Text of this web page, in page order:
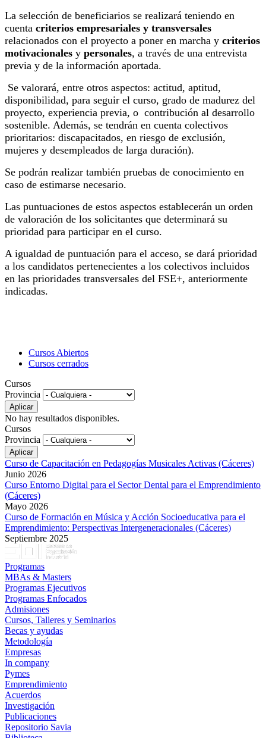
La selección de beneficiarios se realizará teniendo en
cuenta criterios empresariales y transversales
relacionados con el proyecto a poner en marcha y criterios
motivacionales y personales, a través de una entrevista
previa y de la información aportada.
Se valorará, entre otros aspectos: actitud, aptitud,
disponibilidad, para seguir el curso, grado de madurez del
proyecto, experiencia previa, o contribución al desarrollo
sostenible. Además, se tendrán en cuenta colectivos
prioritarios: discapacitados, en riesgo de exclusión,
mujeres y desempleados de larga duración).
Se podrán realizar también pruebas de conocimiento en
caso de estimarse necesario.
Las puntuaciones de estos aspectos establecerán un orden
de valoración de los solicitantes que determinará su
prioridad para participar en el curso.
A igualdad de puntuación para el acceso, se dará prioridad
a los candidatos pertenecientes a los colectivos incluidos
en las prioridades transversales del FSE+, anteriormente
indicadas.
Cursos Abiertos
Cursos cerrados
Cursos
Provincia
No hay resultados disponibles.
Cursos
Provincia
Curso de Capacitación en Pedagogías Musicales Activas (Cáceres)
Junio 2026
Curso Entorno Digital para el Sector Dental para el Emprendimiento
(Cáceres)
Mayo 2026
Curso de Formación en Música y Acción Socioeducativa para el
Emprendimiento: Perspectivas Intergeneracionales (Cáceres)
Septiembre 2025
Programas
MBAs & Masters
Programas Ejecutivos
Programas Enfocados
Admisiones
Cursos, Talleres y Seminarios
Becas y ayudas
Metodología
Empresas
In company
Pymes
Emprendimiento
Acuerdos
Investigación
Publicaciones
Repositorio Savia